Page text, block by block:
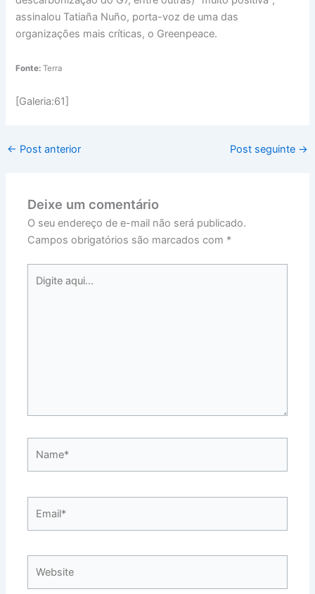
assinalou Tatiaña Nuño, porta-voz de uma das
organizações mais críticas, o Greenpeace.
Fonte: Terra
[Galeria:61]
← Post anterior Post seguinte →
Deixe um comentário
O seu endereço de e-mail não será publicado.
Campos obrigatórios são marcados com *
aqui...